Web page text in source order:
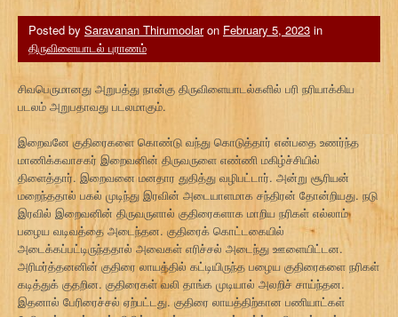
Posted by Saravanan Thirumoolaron February 5, 2023 in
திருவிளையாடல் புராணம்
சிவபெருமானது அறுபத்து நான்கு திருவிளையாடல்களில் பரி நரியாக்கிய
படலம் அறுபதாவது படலமாகும்.
இறைவனே குதிரைகளை கொண்டு வந்து கொடுத்தார் என்பதை உணர்ந்த
மாணிக்கவாசகர் இறைவனின் திருவருளை எண்ணி மகிழ்ச்சியில்
திளைத்தார். இறைவனை மனதார துதித்து வழிபட்டார். அன்று சூரியன்
மறைந்ததால் பகல் முடிந்து இரவின் அடையாளமாக சந்திரன் தோன்றியது. நடு
இரவில் இறைவனின் திருவருளால் குதிரைகளாக மாறிய நரிகள் எல்லாம்
பழைய வடிவத்தை அடைந்தன. குதிரைக் கொட்டகையில்
அடைக்கப்பட்டிருந்ததால் அவைகள் எரிச்சல் அடைந்து ஊளையிட்டன.
அரிமர்த்தனனின் குதிரை லாயத்தில் கட்டியிருந்த பழைய குதிரைகளை நரிகள்
கடித்துக் குதறின. குதிரைகள் வலி தாங்க முடியால் அலறிச் சாய்ந்தன.
இதனால் பேரிரைச்சல் ஏற்பட்டது. குதிரை லாயத்திற்கான பணியாட்கள்